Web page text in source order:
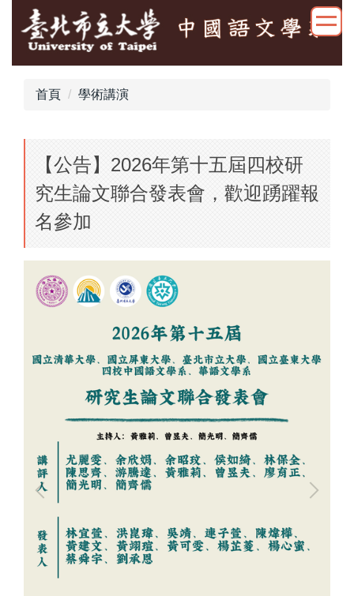
要
首頁 學術講演
【公告】2026年第十五屆四校研
究生論文聯合發表會，歡迎踴躍報
名參加